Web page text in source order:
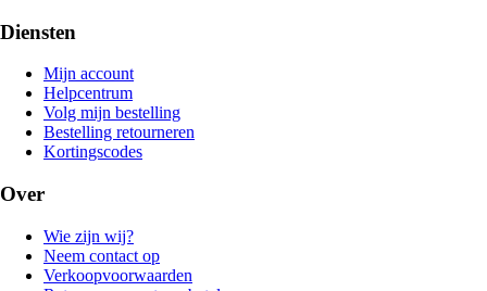
Diensten
Mijn account
Helpcentrum
Volg mijn bestelling
Bestelling retourneren
Kortingscodes
Over
Wie zijn wij?
Neem contact op
Verkoopvoorwaarden